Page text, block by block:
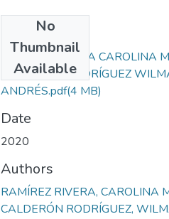
No
Thumbnail
Available
RAMÍREZ RIVERA CAROLINA
CALDERÓN RODRÍGUEZ
ANDRÉS.pdf(4 MB)
Date
2020
Authors
RAMÍREZ RIVERA, CAROLINA
CALDERÓN RODRÍGUEZ,